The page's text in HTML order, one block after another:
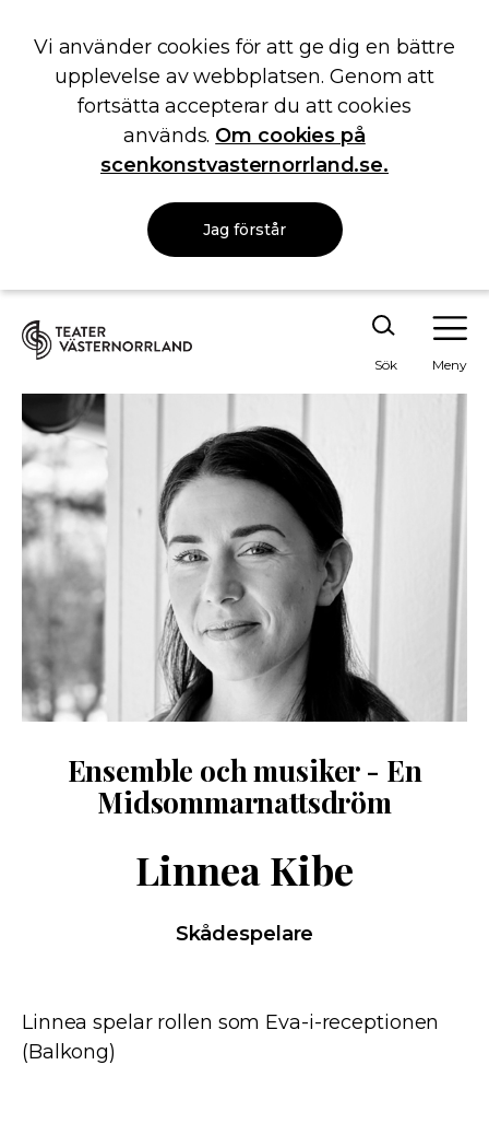
Vi använder cookies för att ge dig en bättre
upplevelse av webbplatsen. Genom att
fortsätta accepterar du att cookies
används. Om cookies på
scenkonstvasternorrland.se.
Jag förstår
Sök Meny
Ensemble och musiker - En
Midsommarnattsdröm
Linnea Kibe
Skådespelare
Linnea spelar rollen som Eva-i-receptionen
(Balkong)